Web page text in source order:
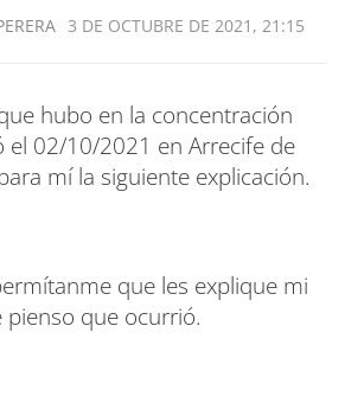
3 DE OCTUBRE DE 2021, 21:15
hubo en la concentración
el 02/10/2021 en Arrecife de
mí la siguiente explicación.
que les explique mi
pienso que ocurrió.